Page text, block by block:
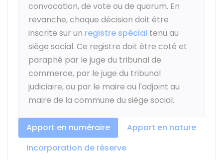
convocation, de vote ou de quorum. En
revanche, chaque décision doit être
inscrite sur un registre spécial tenu au
siège social. Ce registre doit être coté et
paraphé par le juge du tribunal de
commerce, par le juge du tribunal
judiciaire, ou par le maire ou l'adjoint au
maire de la commune du siège social.
Apport en numéraire
Apport en nature
Incorporation de réserve